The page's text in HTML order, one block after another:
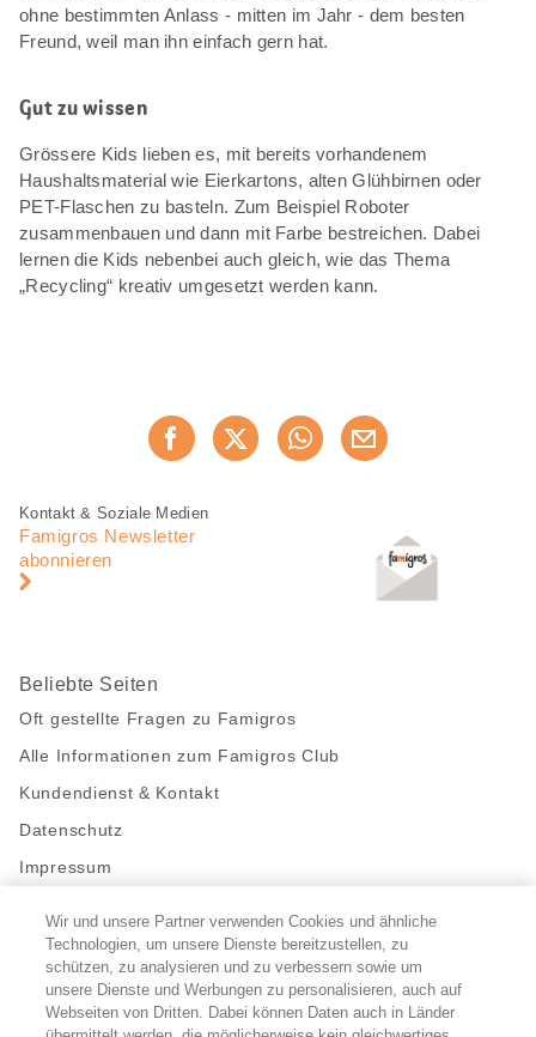
ohne bestimmten Anlass - mitten im Jahr - dem besten
Freund, weil man ihn einfach gern hat.
Gut zu wissen
Grössere Kids lieben es, mit bereits vorhandenem
Haushaltsmaterial wie Eierkartons, alten Glühbirnen oder
PET-Flaschen zu basteln. Zum Beispiel Roboter
zusammenbauen und dann mit Farbe bestreichen. Dabei
lernen die Kids nebenbei auch gleich, wie das Thema
„Recycling“ kreativ umgesetzt werden kann.
Jetzt weiterempfehlen
Fusszeile
Fusszeile
Navigation
Kontakt & Soziale Medien
Famigros Newsletter
abonnieren
Beliebte Seiten
Oft gestellte Fragen zu Famigros
Alle Informationen zum Famigros Club
Kundendienst & Kontakt
Datenschutz
Impressum
Bleibe mit uns in Kontakt
Facebook
https://twitter.com/migros
https://www.youtube.com/user/
PinterestInstagram
Wir und unsere Partner verwenden Cookies und ähnliche
Technologien, um unsere Dienste bereitzustellen, zu
schützen, zu analysieren und zu verbessern sowie um
unsere Dienste und Werbungen zu personalisieren, auch auf
Webseiten von Dritten. Dabei können Daten auch in Länder